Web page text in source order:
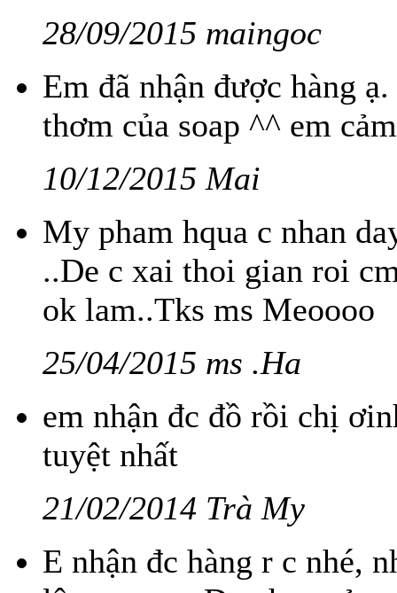
28/09/2015 maingoc
Em đã nhận được hàng
thơm của soap ^^ em
10/12/2015 Mai
My pham hqua c nhan
..De c xai thoi gian roi
ok lam..Tks ms Meoooo
25/04/2015 ms .Ha
em nhận đc đồ rồi chị
tuyệt nhất
21/02/2014 Trà My
E nhận đc hàng r c nhé,